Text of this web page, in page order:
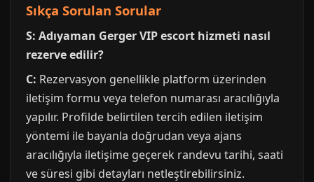
Sıkça Sorulan Sorular
S: Adıyaman Gerger VIP escort hizmeti nasıl
rezerve edilir?
C: Rezervasyon genellikle platform üzerinden
iletişim formu veya telefon numarası aracılığıyla
yapılır. Profilde belirtilen tercih edilen iletişim
yöntemi ile bayanla doğrudan veya ajans
aracılığıyla iletişime geçerek randevu tarihi, saati
ve süresi gibi detayları netleştirebilirsiniz.